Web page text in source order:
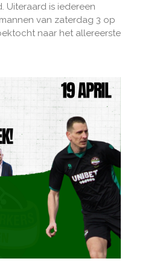
Uiteraard is iedereen
van zaterdag 3 op
naar het allereerste